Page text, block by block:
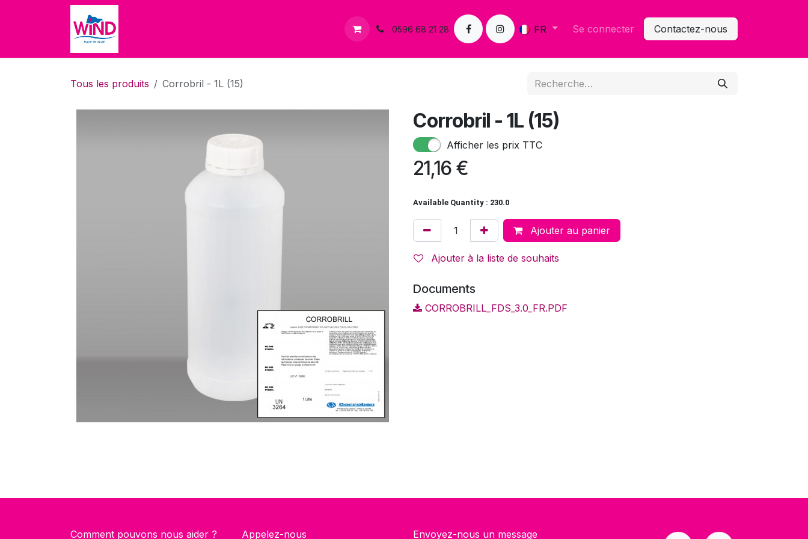
Se rendre au contenu
Contactez-nous 0596 68 21 28 FR Se connecter Contactez-nous
Tous les produits Corrobril - 1L (15)
Corrobril - 1L (15)
Afficher les prix TTC
21,16 €
Available Quantity : 230.0
Ajouter au panier
Ajouter à la liste de souhaits
Documents
CORROBRILL_FDS_3.0_FR.PDF
Comment pouvons nous aider ? Appelez-nous Envoyez-nous un message